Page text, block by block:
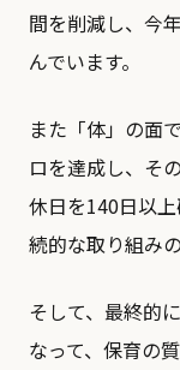
間を削減し、今
んでいます。
また「体」の面
ロを達成し、そ
休日を140日以
続的な取り組み
そして、最終的
なって、保育の